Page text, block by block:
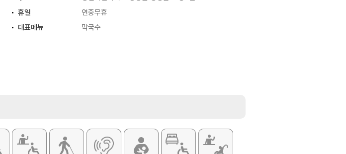
휴일
연중무휴
대표메뉴
막국수